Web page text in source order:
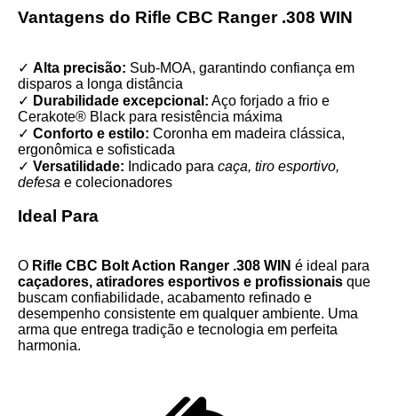
Vantagens do Rifle CBC Ranger .308 WIN
✓ Alta precisão: Sub-MOA, garantindo confiança em
disparos a longa distância
✓ Durabilidade excepcional: Aço forjado a frio e
Cerakote® Black para resistência máxima
✓ Conforto e estilo: Coronha em madeira clássica,
ergonômica e sofisticada
✓ Versatilidade: Indicado para caça, tiro esportivo,
defesa e colecionadores
Ideal Para
O Rifle CBC Bolt Action Ranger .308 WIN é ideal para
caçadores, atiradores esportivos e profissionais que
buscam confiabilidade, acabamento refinado e
desempenho consistente em qualquer ambiente. Uma
arma que entrega tradição e tecnologia em perfeita
harmonia.